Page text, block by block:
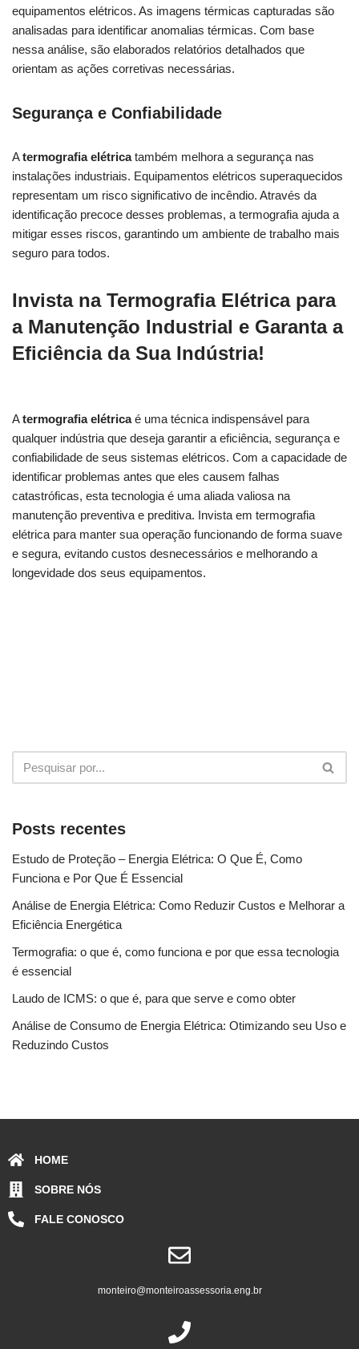
equipamentos elétricos. As imagens térmicas capturadas são
analisadas para identificar anomalias térmicas. Com base
nessa análise, são elaborados relatórios detalhados que
orientam as ações corretivas necessárias.
Segurança e Confiabilidade
Atermografia elétricatambém melhora a segurança nas
instalações industriais. Equipamentos elétricos superaquecidos
representam um risco significativo de incêndio. Através da
identificação precoce desses problemas, a termografia ajuda a
mitigar esses riscos, garantindo um ambiente de trabalho mais
seguro para todos.
Invista na Termografia Elétrica para
a Manutenção Industrial e Garanta a
Eficiência da Sua Indústria!
Atermografia elétricaé uma técnica indispensável para
qualquer indústria que deseja garantir a eficiência, segurança e
confiabilidade de seus sistemas elétricos. Com a capacidade de
identificar problemas antes que eles causem falhas
catastróficas, esta tecnologia é uma aliada valiosa na
manutenção preventiva e preditiva. Invista em termografia
elétrica para manter sua operação funcionando de forma suave
e segura, evitando custos desnecessários e melhorando a
longevidade dos seus equipamentos.
Posts recentes
Estudo de Proteção – Energia Elétrica: O Que É, Como
Funciona e Por Que É Essencial
Análise de Energia Elétrica: Como Reduzir Custos e Melhorar a
Eficiência Energética
Termografia: o que é, como funciona e por que essa tecnologia
é essencial
Laudo de ICMS: o que é, para que serve e como obter
Análise de Consumo de Energia Elétrica: Otimizando seu Uso e
Reduzindo Custos
HOME
SOBRE NÓS
FALE CONOSCO
monteiro@monteiroassessoria.eng.br